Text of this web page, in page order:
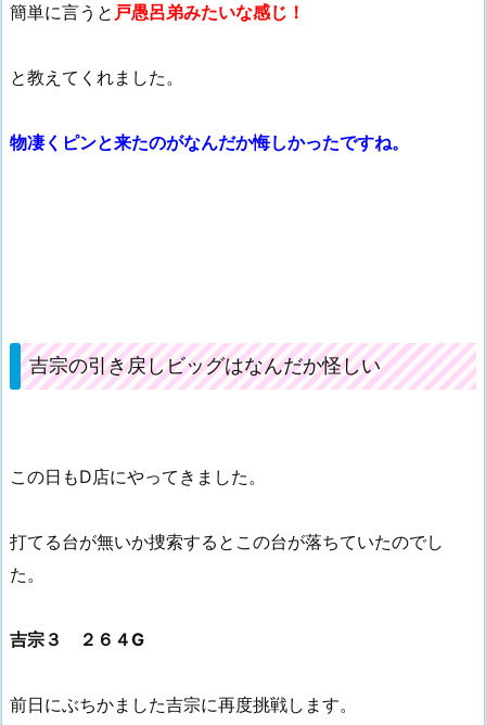
簡単に言うと 戸愚呂弟みたいな感じ！
と教えてくれました。
物凄くピンと来たのがなんだか悔しかったですね。
吉宗の引き戻しビッグはなんだか怪しい
この日もD店にやってきました。
打てる台が無いか捜索するとこの台が落ちていたのでし
た。
吉宗３ ２６４G
前日にぶちかました吉宗に再度挑戦します。